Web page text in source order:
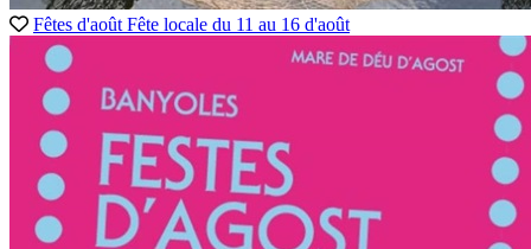
Fêtes d'août Fête locale du 11 au 16 d'août